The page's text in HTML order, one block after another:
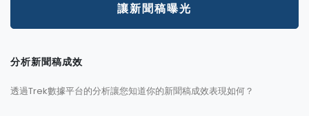
讓新聞稿曝光
分析新聞稿成效
透過Trek數據平台的分析讓您知道你的新聞稿成效表現如何？